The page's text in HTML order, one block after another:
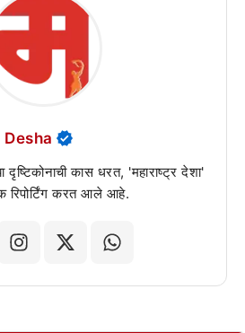
दृष्टिकोनाची कास धरत, 'महाराष्ट्र देशा'
रिपोर्टिंग करत आले आहे.